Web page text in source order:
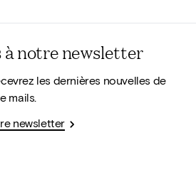
à notre newsletter
les dernières nouvelles de
mails.
newsletter